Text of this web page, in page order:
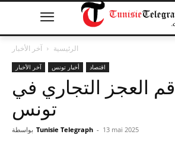
الرئيسية آخر الأخبار
آخر الأخبار أخبار تونس اقتصاد
العجز التجاري في
تونس
بواسطة Tunisie Telegraph - 13 mai 2025